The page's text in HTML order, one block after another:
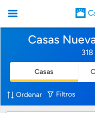
Casas
Casas
Ordenar Filtros